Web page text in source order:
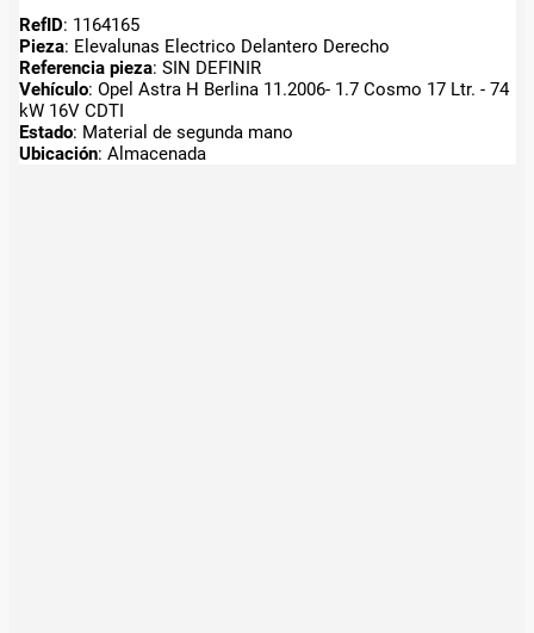
RefID: 1164165
Pieza: Elevalunas Electrico Delantero Derecho
Referencia pieza: SIN DEFINIR
Vehículo: Opel Astra H Berlina 11.2006- 1.7 Cosmo 17 Ltr. - 74
kW 16V CDTI
Estado: Material de segunda mano
Ubicación: Almacenada